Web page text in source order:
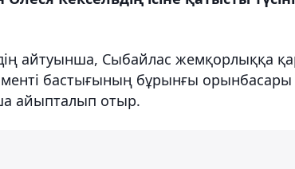
айтуынша, Сыбайлас жемқорлыққа
бастығының бұрынғы орынбасары
айыпталып отыр.